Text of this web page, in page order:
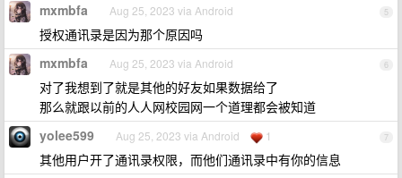
5
mxmbfa Aug 25, 2023 via Android
授权通讯录是因为那个原因吗
6
mxmbfa Aug 25, 2023 via Android
对了我想到了就是其他的好友如果数据给了
那么就跟以前的人人网校园网一个道理都会被知道
7
yolee599 Aug 25, 2023 via Android 1
其他用户开了通讯录权限，而他们通讯录中有你的信息